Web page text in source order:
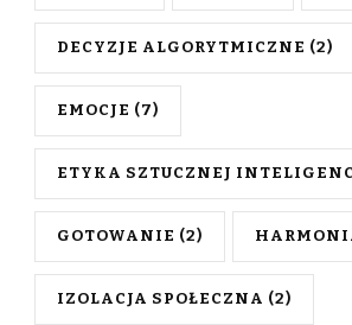
DECYZJE ALGORYTMICZNE (2)
EMOCJE (7)
ETYKA SZTUCZNEJ
GOTOWANIE (2)
IZOLACJA SPOŁECZNA (2)